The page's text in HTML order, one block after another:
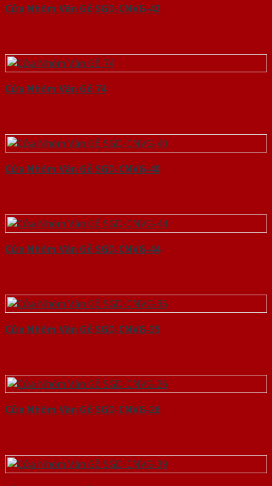
Cửa Nhôm Vân Gỗ SGD-CNVG-42
Cửa Nhôm Vân Gỗ 74
Cửa Nhôm Vân Gỗ SGD-CNVG-40
Cửa Nhôm Vân Gỗ SGD-CNVG-44
Cửa Nhôm Vân Gỗ SGD-CNVG-35
Cửa Nhôm Vân Gỗ SGD-CNVG-26